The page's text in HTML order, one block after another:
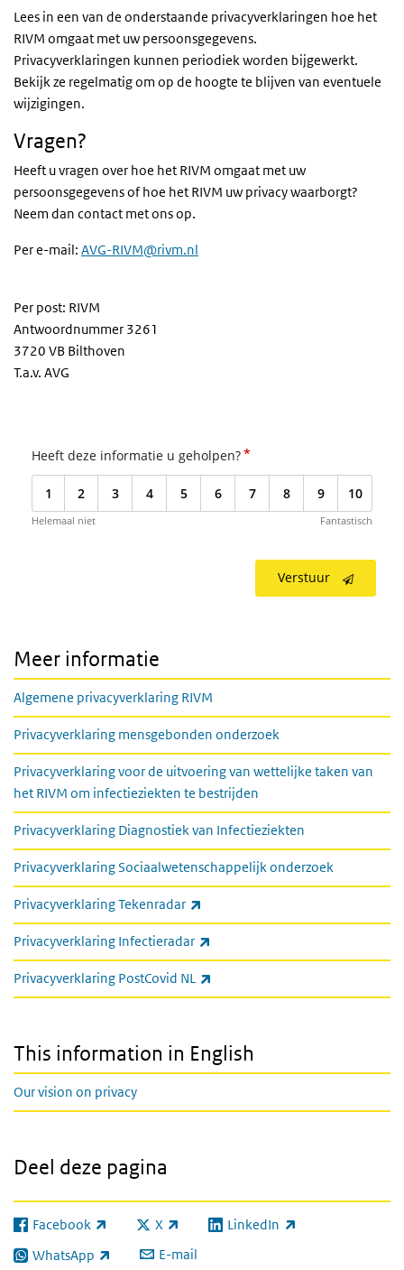
Lees in een van de onderstaande privacyverklaringen hoe het
RIVM omgaat met uw persoonsgegevens.
Privacyverklaringen kunnen periodiek worden bijgewerkt.
Bekijk ze regelmatig om op de hoogte te blijven van eventuele
wijzigingen.
Vragen?
Heeft u vragen over hoe het RIVM omgaat met uw
persoonsgegevens of hoe het RIVM uw privacy waarborgt?
Neem dan contact met ons op.
Per e-mail: AVG-RIVM@rivm.nl
Per post: RIVM
Antwoordnummer 3261
3720 VB Bilthoven
T.a.v. AVG
Heeft deze informatie u geholpen?*
1 2 3 4 5 6 7 8 9 10
Helemaal niet Fantastisch
Verstuur
Meer informatie
Algemene privacyverklaring RIVM
Privacyverklaring mensgebonden onderzoek
Privacyverklaring voor de uitvoering van wettelijke taken van
het RIVM om infectieziekten te bestrijden
Privacyverklaring Diagnostiek van Infectieziekten
Privacyverklaring Sociaalwetenschappelijk onderzoek
Privacyverklaring Tekenradar
Privacyverklaring Infectieradar
Privacyverklaring PostCovid NL
This information in English
Our vision on privacy
Deel deze pagina
Facebook
(externe link) X
(externe link) LinkedIn
(externe link)
WhatsApp
(externe link) E-mail